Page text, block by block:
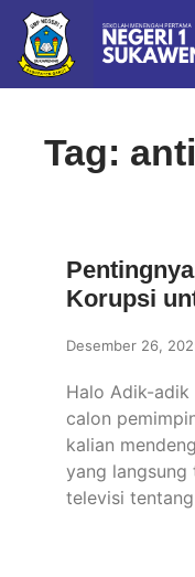
Tag:
Korupsi
Desember 26,
Halo Adik-adik
calon
kalian
yang
televisi tentang